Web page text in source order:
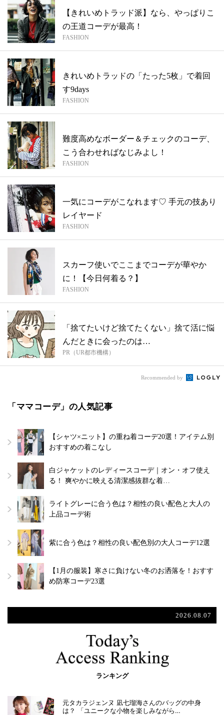
【きれいめトラッド派】なら、やっぱりこ
の王道コーデが最高！
FASHION
きれいめトラッドの「たった5枚」で着回
す9days
FASHION
難度高めなボーダー＆チェックのコーデ、
こう合わせればなじみよし！
FASHION
一気にコーデがこなれます♡ 手元の技あり
レイヤード
FASHION
スカーフ使いでここまでコーデが華やか
に！【今日何着る？】
FASHION
「捨てたいけど捨てたくない」捨て活に悩
んだときに会ったのは…
PR（UR都市機構）
Recommended by
「ママコーデ」の人気記事
【シャツ×ニット】の重ね着コーデ20選！アイテム別
おすすめの着こなし
白ジャケットのレディースコーデ｜オン・オフ使え
る！ 爽やかに映える清潔感抜群な着…
ライトグレーに合う色は？相性の良い配色と大人の
上品コーデ術
紫に合う色は？相性の良い配色別の大人コーデ12選
【1月の服装】寒さに負けない冬のお洒落を！おすす
め防寒コーデ23選
2026.08.07
ランキング
元タカラジェンヌ 凪七瑠海さんのバッグの中身
は？ 「ユニークな小物を楽しみながら…